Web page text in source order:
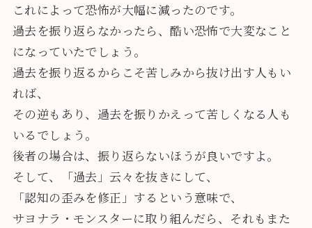
これによって恐怖が大幅に減ったのです。
過去を振り返らなかったら、酷い恐怖で大変なこと
になっていたでしょう。
過去を振り返るからこそ苦しみから抜け出す人もい
れば、
その逆もあり、過去を振りかえって苦しくなる人も
いるでしょう。
後者の場合は、振り返らないほうが良いですよ。
そして、「過去」云々を抜きにして、
「認知の歪みを修正」するという意味で、
サヨナラ・モンスターに取り組んだら、それもまた